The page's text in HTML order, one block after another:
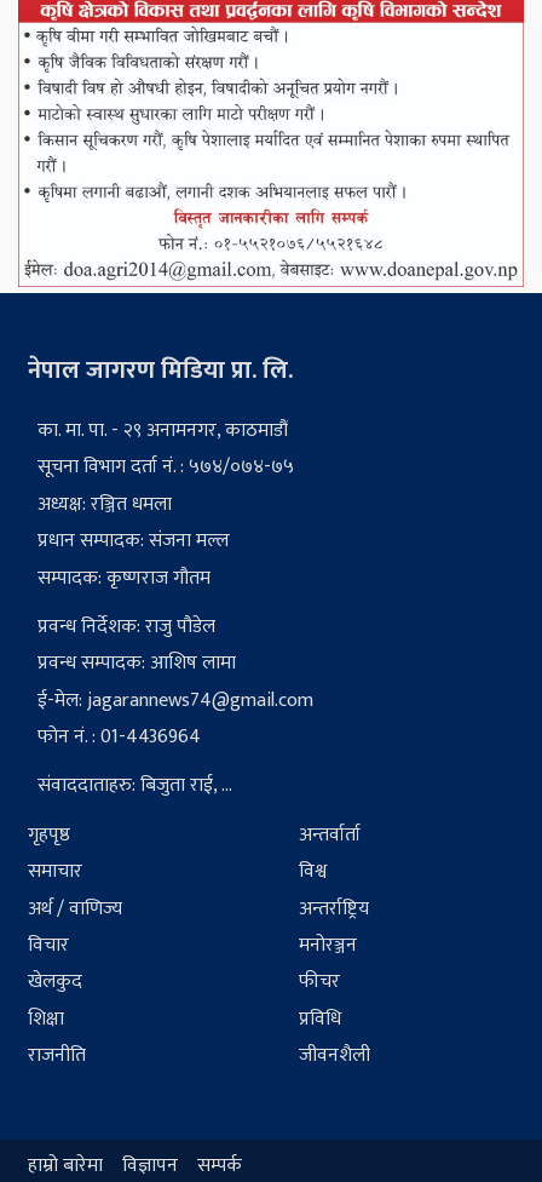
नेपाल जागरण मिडिया प्रा. लि.
का. मा. पा. - २९ अनामनगर, काठमाडौं
सूचना विभाग दर्ता नं. : ५७४/०७४-७५
अध्यक्ष: रञ्जित धमला
प्रधान सम्पादक: संजना मल्ल
सम्पादक: कृष्णराज गौतम
प्रवन्ध निर्देशक: राजु पौडेल
प्रवन्ध सम्पादक: आशिष लामा
ई-मेल:jagarannews74@gmail.com
फोन नं. : 01-4436964
संवाददाताहरु: बिजुता राई, ...
गृहपृष्ठ
समाचार
अर्थ / वाणिज्य
विचार
खेलकुद
शिक्षा
राजनीति
अन्तर्वार्ता
विश्व
अन्तर्राष्ट्रिय
मनोरञ्जन
फीचर
प्रविधि
जीवनशैली
हाम्रो बारेमा विज्ञापन सम्पर्क